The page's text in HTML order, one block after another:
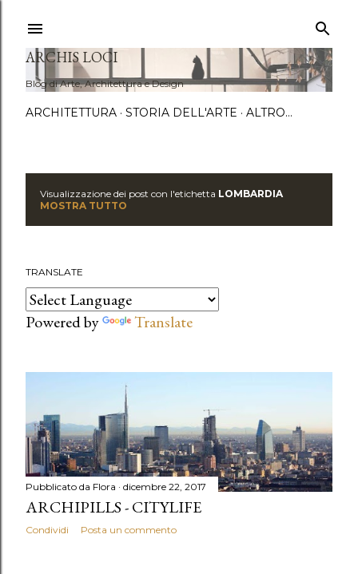
ARCHIS LOCI
Blog di Arte, Architettura e Design
ARCHITETTURA STORIA DELL'ARTE ALTRO…
s
t
Visualizzazione dei post con l'etichetta LOMBARDIA
MOSTRA TUTTO
TRANSLATE
Powered by Translate
Pubblicato da Flora dicembre 22, 2017
ARCHIPILLS - CITYLIFE
Condividi Posta un commento